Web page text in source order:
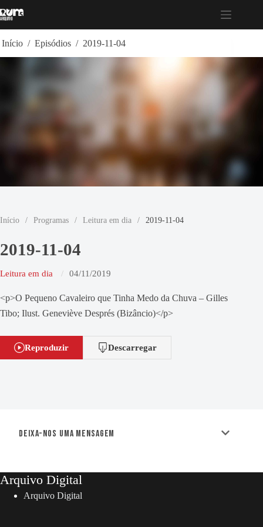
para
Início / Episódios / 2019-11-04
Início / Programas / Leitura em dia / 2019-11-04
2019-11-04
Leitura em dia 04/11/2019
<p>O Pequeno Cavaleiro que Tinha Medo da Chuva – Gilles
Tibo; Ilust. Geneviève Després (Bizâncio)</p>
Reproduzir Descarregar
Deixa-nos uma mensagem
Arquivo Digital
Arquivo Digital